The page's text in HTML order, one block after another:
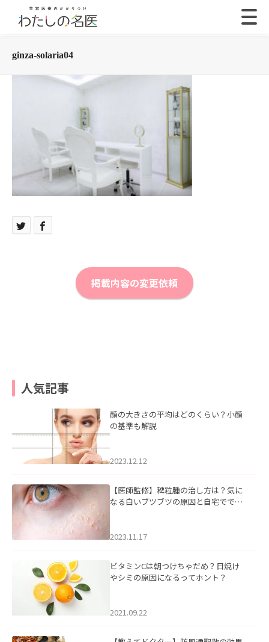
ginza-solaria04
掲載内容の変更依頼
人気記事
顔の大きさの平均はどのくらい？小顔
の基準も解説
2023.12.12
【医師監修】稗粒腫の治し方は？気に
なる白いブツブツの原因と自宅ででき
2023.11.17
ビタミンCは朝つけちゃだめ？日焼け
やシミの原因になるってホント？
2021.09.22